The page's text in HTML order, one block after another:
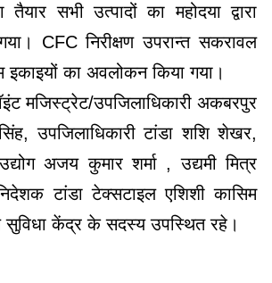
तैयार सभी उत्पादों का महोदया द्वारा
CFC निरीक्षण उपरान्त सकरावल
इकाइयों का अवलोकन किया गया।
मजिस्ट्रेट/उपजिलाधिकारी अकबरपुर
सिंह, उपजिलाधिकारी टांडा शशि शेखर,
अजय कुमार शर्मा , उद्यमी मित्र
टांडा टेक्सटाइल एशिशी कासिम
सुविधा केंद्र के सदस्य उपस्थित रहे।